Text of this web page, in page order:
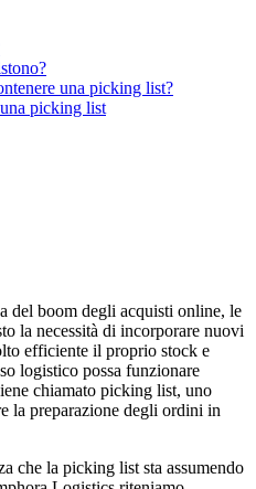
una picking list?
picking list
del boom degli acquisti online, le
la necessità di incorporare nuovi
efficiente il proprio stock e
logistico possa funzionare
chiamato picking list, uno
la preparazione degli ordini in
che la picking list sta assumendo